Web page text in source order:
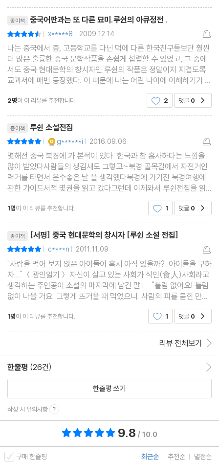
하늘을 보수한 이야기(補天)
달로 달아난 상아(奔月)
치수(理水)
고사리를 캐는 사람(采薇)
도공의 복수(鑄劍)
출경(出關)
전쟁 반대(非攻)
죽은 자 살리기(起死)
주
해설
판본 소개
루쉰 연보
종이책 중국어판과는 또 다른 묘미.루쉰의 아큐정전 .
| x*****8 | 2009.12.14
나는 중국에서 중, 고등학교를 다닌 덕에 다른 한국친구들보단 훨씬
더 많은 훌륭한 중국 문학작품을 손쉽게 섭렵할 수 있었고, 그 중에
서도 중국 현대문학의 창시자인 루쉰의 작품은 정말이지 지겹도록
교과서에 매번 등장했다. 이 때문에 나는 어린 나이에 이해하기가 많
이 어려웠음에도 불구하고 루쉰의 작품은 일일이 사전을 찾아가며
2명이 이 리뷰를 추천합니다. 2 댓글 0
종이책 루쉰 소설전집
| g******i | 2016.09.06
몇해전 중국 북경에 가 본적이 있다 한국과 참 흡사하다는 느낌을
많이 받았다사람들의 생김새도 그렇고~북경 골목길에서 자전거인
력거를 타면서 운수좋은 날 을 생각했다북경에 가기전 북경여행에
관한 가이드서적 몇권을 읽고 갔다그런데 이제와서 루쉰전집을 읽
어보니 여행가기전에 루쉰의 소설 몇편이라도 읽고 갔으면훨씬더
중국과 중국인들을 느낄 수 있었을건데 하는 아쉬움이 남
1명이 이 리뷰를 추천합니다. 1 댓글 0
종이책 [서평] 중국 현대문학의 창시자 [루쉰 소설 전집]
| c****n | 2011.11.09
"사람을 먹어 보지 않은 아이들이 혹시 아직 있을까? 아이들을 구하
자..." ＜광인일기＞ 자신이 살고 있는 사회가 식인(食人)사회라고
생각하는 주인공이 소설의 마지막에 남긴 말... "틀림 없어요! 틀림
없이 나을 거요. 그렇게 뜨거울 때 먹었으니. 사람의 피를 묻힌 만두
는 어떤 폐병이든 즉효야!" ＜약＞ 찻집 주인의 친척이 찻집 주인에
게 '인육만두'의 효험을 장담하면서 하
1명이 이 리뷰를 추천합니다. 1 댓글 0
리뷰 전체보기
한줄평 (26건)
한줄평 쓰기
작성 시 유의사항
9.8 / 10.0
구매 한줄평 최근순 추천순 별점순